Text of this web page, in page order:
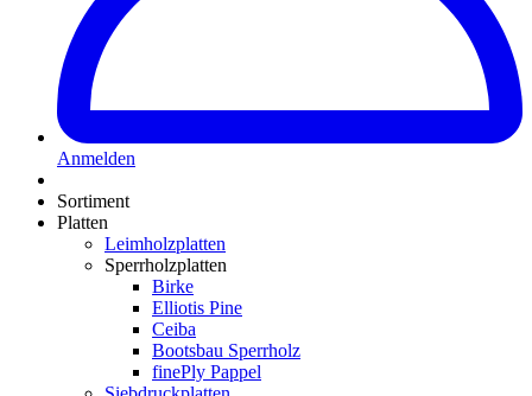
Anmelden
Sortiment
Platten
Leimholzplatten
Sperrholzplatten
Birke
Elliotis Pine
Ceiba
Bootsbau Sperrholz
finePly Pappel